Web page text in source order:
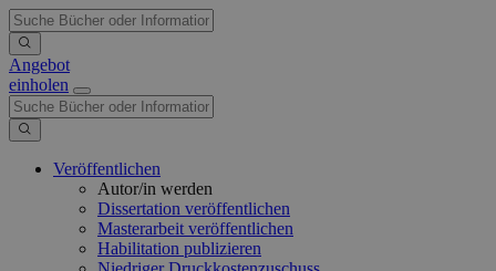
Angebot
einholen
Veröffentlichen
Autor/in werden
Dissertation veröffentlichen
Masterarbeit veröffentlichen
Habilitation publizieren